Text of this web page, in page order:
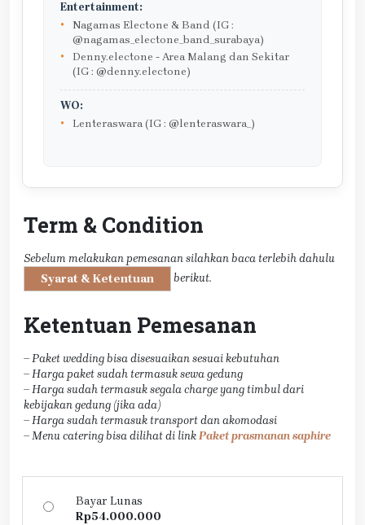
Entertainment:
Nagamas Electone & Band (IG :
@nagamas_electone_band_surabaya)
Denny.electone - Area Malang dan Sekitar
(IG : @denny.electone)
WO:
Lenteraswara (IG : @lenteraswara_)
Term & Condition
Sebelum melakukan pemesanan silahkan baca terlebih dahulu
Syarat & Ketentuan
berikut.
Ketentuan Pemesanan
– Paket wedding bisa disesuaikan sesuai kebutuhan
– Harga paket sudah termasuk sewa gedung
– Harga sudah termasuk segala charge yang timbul dari
kebijakan gedung (jika ada)
– Harga sudah termasuk transport dan akomodasi
– Menu catering bisa dilihat di linkPaket prasmanan saphire
Bayar Lunas
Rp54.000.000